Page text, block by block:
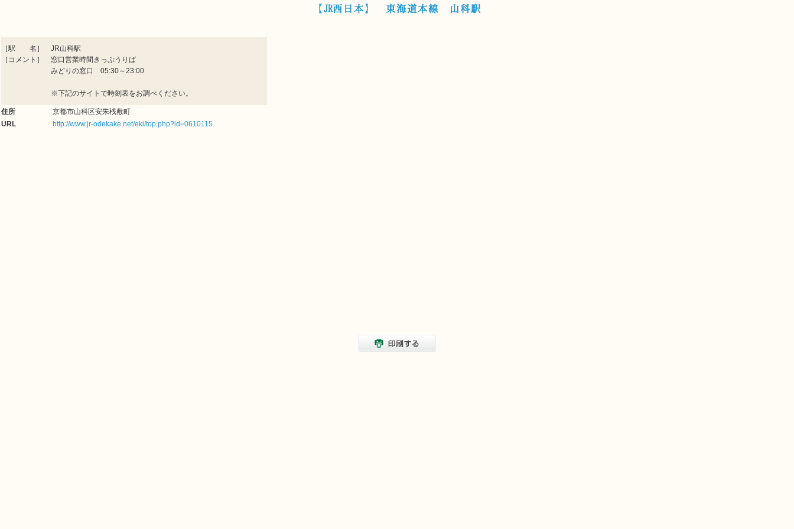
【JR西日本】 東海道本線 山科駅
［駅 名］ JR山科駅
［コメント］ 窓口営業時間きっぷうりば
みどりの窓口 05:30～23:00
※下記のサイトで時刻表をお調べください。
住所
京都市山科区安朱桟敷町
URL
http://www.jr-odekake.net/eki/top.php?id=0610115